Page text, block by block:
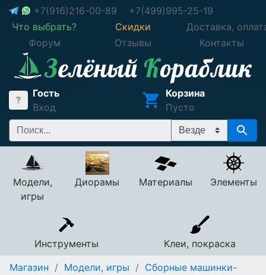
+7(916)216-00-89
+7(499)995-25-19
Что выбрать?
Скидки
Доставка,
Форум
Отзывы Контакты
Гость
Вход
Корзина
Пусто
Модели,
игры
Диорамы Материалы Элементы
Инструменты
Клеи, покраска
Магазин / Модели, игры / Сборные машинки-